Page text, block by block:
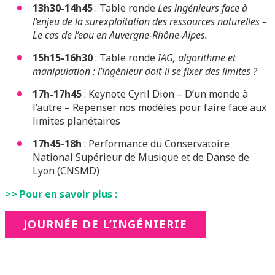
13h30-14h45: Table rondeLes ingénieurs face à
l’enjeu de la surexploitation des ressources naturelles –
Le cas de l’eau en Auvergne-Rhône-Alpes.
15h15-16h30: Table rondeIAG, algorithme et
manipulation : l’ingénieur doit-il se fixer des limites ?
17h-17h45: Keynote Cyril Dion – D’un monde à
l’autre – Repenser nos modèles pour faire face aux
limites planétaires
17h45-18h : Performance du Conservatoire
National Supérieur de Musique et de Danse de
Lyon (CNSMD)
>> Pour en savoir plus :
JOURNÉE DE L’INGÉNIERIE